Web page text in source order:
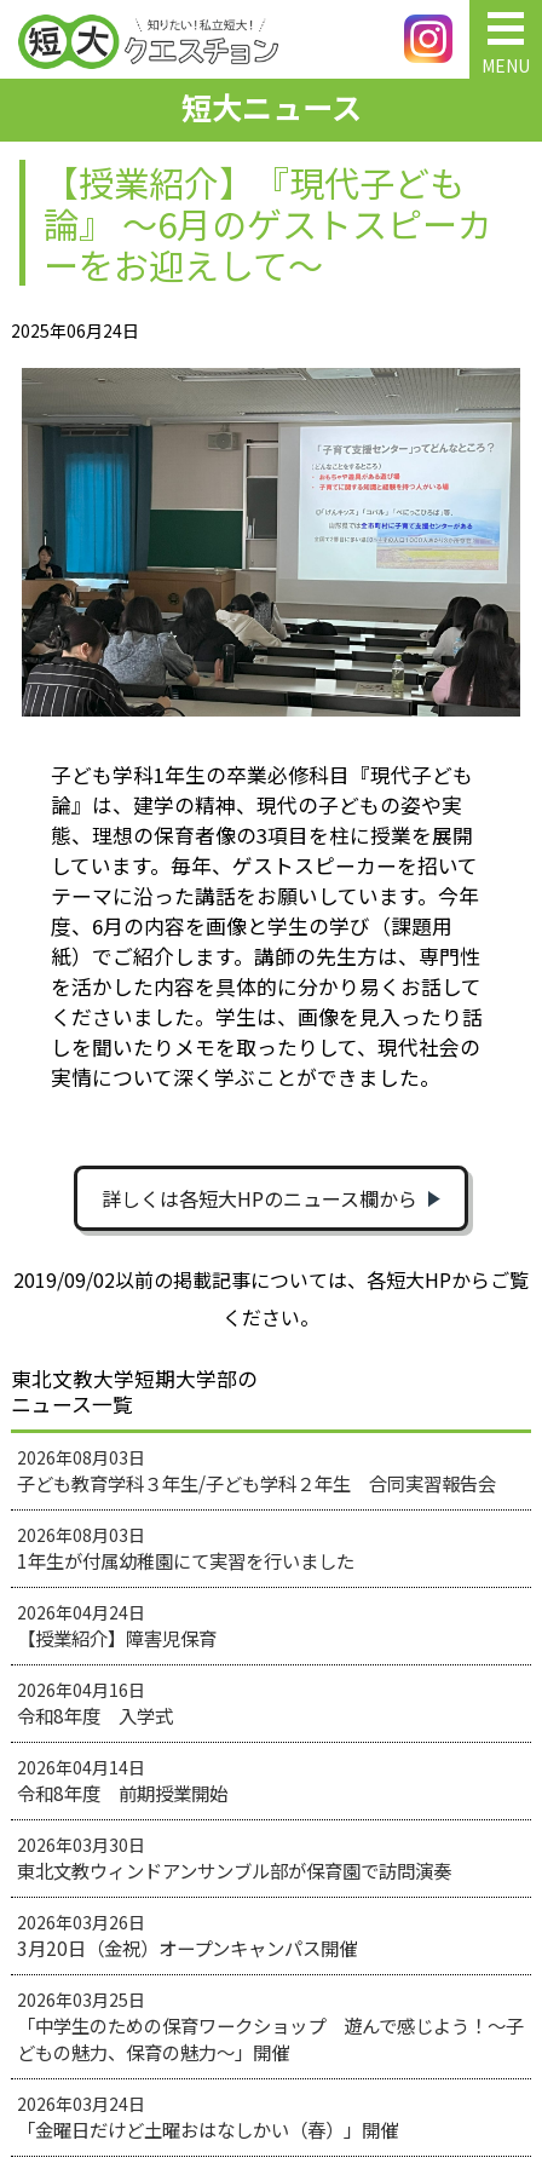
MENU
短大ニュース
【授業紹介】『現代子ども
論』 ～6月のゲストスピーカ
ーをお迎えして～
2025年06月24日
子ども学科1年生の卒業必修科目『現代子ども
論』は、建学の精神、現代の子どもの姿や実
態、理想の保育者像の3項目を柱に授業を展開
しています。毎年、ゲストスピーカーを招いて
テーマに沿った講話をお願いしています。今年
度、6月の内容を画像と学生の学び（課題用
紙）でご紹介します。講師の先生方は、専門性
を活かした内容を具体的に分かり易くお話して
くださいました。学生は、画像を見入ったり話
しを聞いたりメモを取ったりして、現代社会の
実情について深く学ぶことができました。
詳しくは各短大HPのニュース欄から
2019/09/02以前の掲載記事については、各短大HPからご覧
ください。
東北文教大学短期大学部の
ニュース一覧
2026年08月03日
子ども教育学科３年生/子ども学科２年生 合同実習報告会
2026年08月03日
1年生が付属幼稚園にて実習を行いました
2026年04月24日
【授業紹介】障害児保育
2026年04月16日
令和8年度 入学式
2026年04月14日
令和8年度 前期授業開始
2026年03月30日
東北文教ウィンドアンサンブル部が保育園で訪問演奏
2026年03月26日
3月20日（金祝）オープンキャンパス開催
2026年03月25日
「中学生のための保育ワークショップ 遊んで感じよう！～子
どもの魅力、保育の魅力～」開催
2026年03月24日
「金曜日だけど土曜おはなしかい（春）」開催